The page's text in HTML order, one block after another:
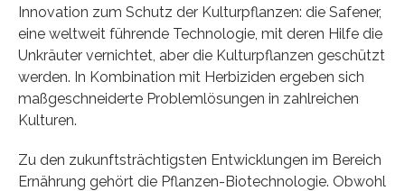
Innovation zum Schutz der Kulturpflanzen: die Safener,
eine weltweit führende Technologie, mit deren Hilfe die
Unkräuter vernichtet, aber die Kulturpflanzen geschützt
werden. In Kombination mit Herbiziden ergeben sich
maßgeschneiderte Problemlösungen in zahlreichen
Kulturen.
Zu den zukunftsträchtigsten Entwicklungen im Bereich
Ernährung gehört die Pflanzen-Biotechnologie. Obwohl